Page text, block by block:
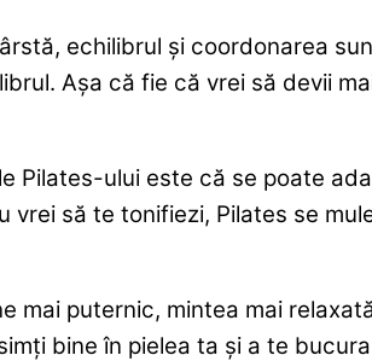
echilibrul și coordonarea
Așa că fie că vrei să devii
Pilates-ului este că se poate
să te tonifiezi, Pilates se
mai puternic, mintea mai
bine în pielea ta și a te